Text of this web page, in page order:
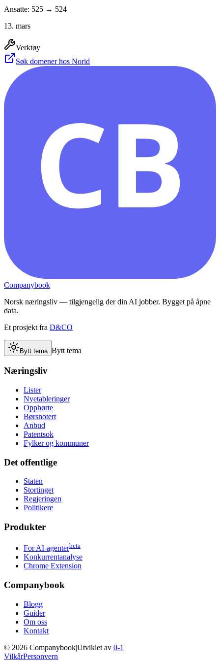
Ansatte: 525 → 524
13. mars
Verktøy
Søk domener hos Norid
CB
Companybook
Norsk næringsliv — tilgjengelig der din AI jobber. Bygget på åpne
data.
Et prosjekt fra D&CO
Bytt tema Bytt tema
Næringsliv
Lister
Nyetableringer
Opphørte
Børsnotert
Anbud
Patentsok
Fylker og kommuner
Det offentlige
Staten
Stortinget
Regjeringen
Politikere
Produkter
For AI-agenterbeta
Konkurrentanalyse
Chrome Extension
Companybook
Blogg
Guider
Om oss
Kontakt
© 2026 Companybook|Utviklet av 0-1
VilkårPersonvern